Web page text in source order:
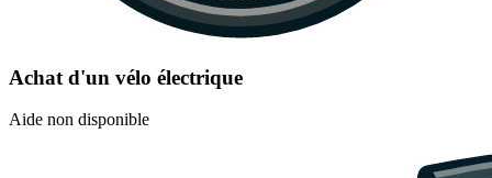
Achat d'un vélo électrique
Aide non disponible